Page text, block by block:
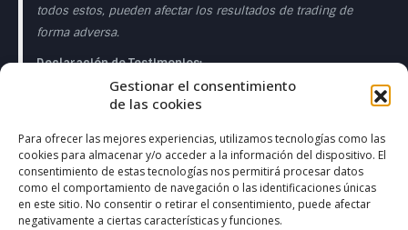
Gestionar el consentimiento
de las cookies
Para ofrecer las mejores experiencias, utilizamos tecnologías como las
cookies para almacenar y/o acceder a la información del dispositivo. El
consentimiento de estas tecnologías nos permitirá procesar datos
como el comportamiento de navegación o las identificaciones únicas
en este sitio. No consentir o retirar el consentimiento, puede afectar
negativamente a ciertas características y funciones.
todos estos, pueden afectar los resultados de trading de
forma adversa.
Declaración de Testimonios:
Los testimonios que aparecen en esta página web pueden
garantía de rendimiento o éxito en el futuro.
Declaración de la Sala de Operaciones en Directo:
Esta presentación sólo tiene fines educativos y las
opiniones expresadas son las del presentador del